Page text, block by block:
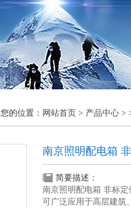
您的位置： 网站首页 > 产品中心 >
南京照明配电箱
简要描述：
南京照明配电箱 非标定
可广泛应用于高层建筑